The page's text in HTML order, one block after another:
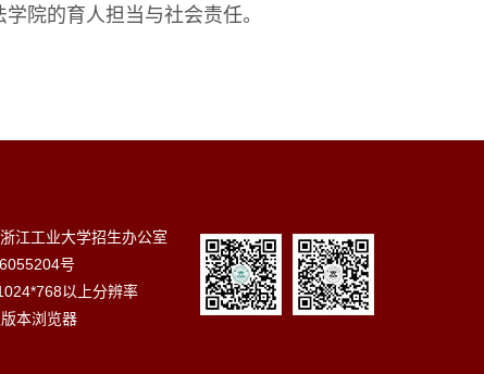
院的育人担当与社会责任。
江工业大学招生办公室
号
以上分辨率
本浏览器